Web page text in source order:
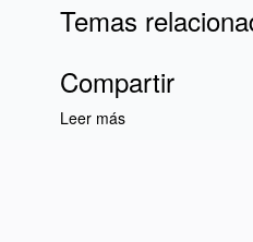
Temas
Compartir
Leer más